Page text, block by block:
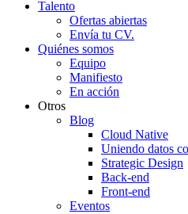
Talento
Ofertas abiertas
Envía tu CV.
Quiénes somos
Equipo
Manifiesto
En acción
Otros
Blog
Cloud Native
Uniendo datos
Strategic Design
Back-end
Front-end
Eventos